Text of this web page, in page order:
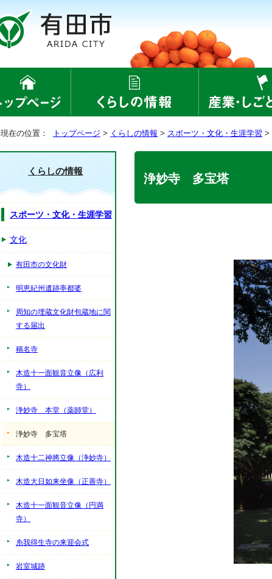
現在の位置： トップページ > くらしの情報 > スポーツ・文化・生涯学習 >
浄妙寺 多宝塔
くらしの情報
スポーツ・文化・生涯学習
文化
有田市の文化財
明恵紀州遺跡率都婆
周知の埋蔵文化財包蔵地に関
する届出
稱名寺
木造十一面観音立像（広利
寺）
浄妙寺 本堂（薬師堂）
浄妙寺 多宝塔
木造十二神將立像（浄妙寺）
木造大日如来坐像（正善寺）
木造十一面観音立像（円満
寺）
糸我得生寺の来迎会式
岩室城跡